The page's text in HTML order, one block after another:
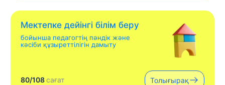
Мектепке дейінгі білім беру
бойынша педагогтің пәндік және
кәсіби құзыреттілігін дамыту
80/108сағат Толығырақ